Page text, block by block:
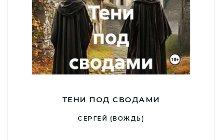
ТЕНИ ПОД СВОДАМИ
СЕРГЕЙ (ВОЖДЬ)